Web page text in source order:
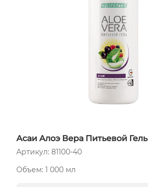
Асаи Алоэ Вера Питьевой Гель
Артикул: 81100-40
Объем: 1 000 мл